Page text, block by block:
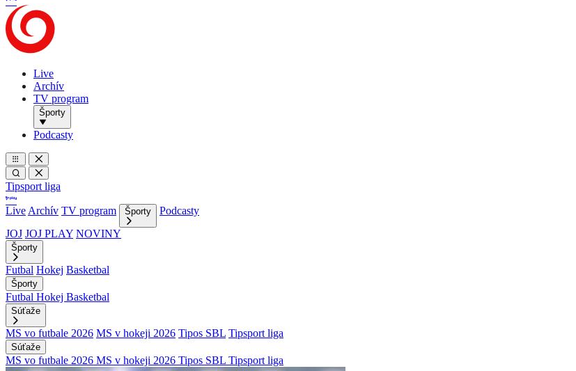
Live
Archív
TV program
Športy
Podcasty
Tipsport liga
Live Archív TV program Športy
Podcasty
JOJ JOJ PLAY NOVINY
Športy
Futbal Hokej Basketbal
Športy
Futbal Hokej Basketbal
Súťaže
MS vo futbale 2026 MS v hokeji 2026 Tipos SBL Tipsport liga
Súťaže
MS vo futbale 2026 MS v hokeji 2026 Tipos SBL Tipsport liga